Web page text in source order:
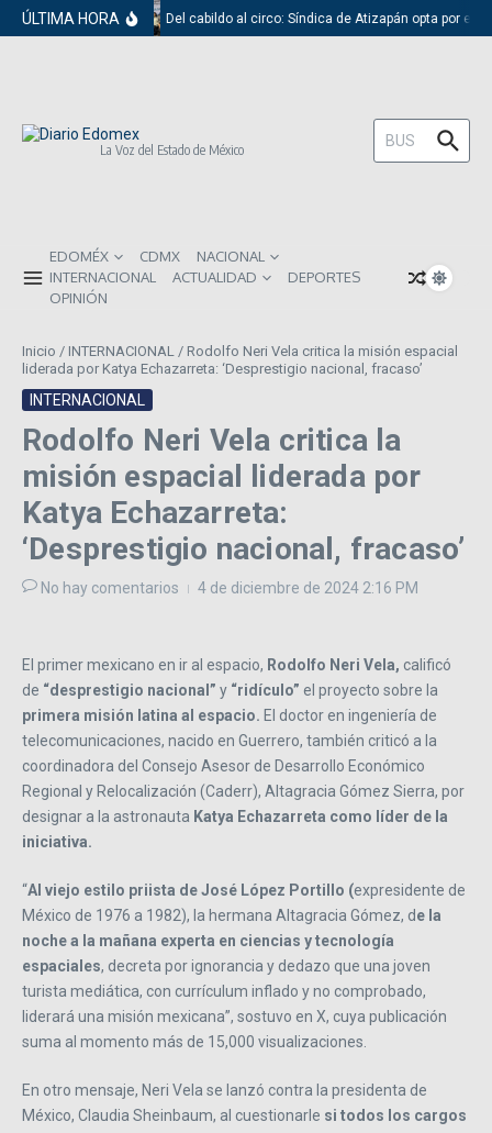
Saltar al contenido
ÚLTIMA HORA Del cabildo al circo: Síndica de Atizapán opta por el
La Voz del Estado de México
Buscar:
EDOMÉX CDMX
NACIONAL
INTERNACIONAL
ACTUALIDAD
DEPORTES
OPINIÓN
Inicio / INTERNACIONAL / Rodolfo Neri Vela critica la misión espacial
liderada por Katya Echazarreta: ‘Desprestigio nacional, fracaso’
INTERNACIONAL
Rodolfo Neri Vela critica la
misión espacial liderada por
Katya Echazarreta:
‘Desprestigio nacional, fracaso’
No hay comentarios 4 de diciembre de 2024 2:16 PM
El primer mexicano en ir al espacio, Rodolfo Neri Vela, calificó
de “desprestigio nacional” y “ridículo” el proyecto sobre la
primera misión latina al espacio. El doctor en ingeniería de
telecomunicaciones, nacido en Guerrero, también criticó a la
coordinadora del Consejo Asesor de Desarrollo Económico
Regional y Relocalización (Caderr), Altagracia Gómez Sierra, por
designar a la astronauta Katya Echazarreta como líder de la
iniciativa.
“Al viejo estilo priista de José López Portillo (expresidente de
México de 1976 a 1982), la hermana Altagracia Gómez, de la
noche a la mañana experta en ciencias y tecnología
espaciales, decreta por ignorancia y dedazo que una joven
turista mediática, con currículum inflado y no comprobado,
liderará una misión mexicana”, sostuvo en X, cuya publicación
suma al momento más de 15,000 visualizaciones.
En otro mensaje, Neri Vela se lanzó contra la presidenta de
México, Claudia Sheinbaum, al cuestionarle si todos los cargos